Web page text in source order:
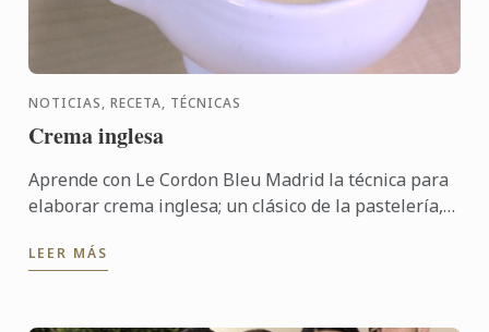
NOTICIAS, RECETA, TÉCNICAS
Crema inglesa
Aprende con Le Cordon Bleu Madrid la técnica para
elaborar crema inglesa; un clásico de la pastelería,
helados, ...
LEER MÁS